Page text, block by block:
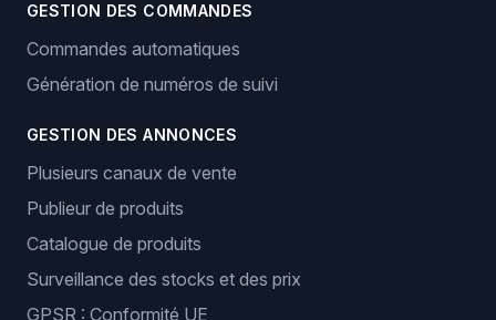
GESTION DES COMMANDES
Commandes automatiques
Génération de numéros de suivi
GESTION DES ANNONCES
Plusieurs canaux de vente
Publieur de produits
Catalogue de produits
Surveillance des stocks et des prix
GPSR : Conformité UE